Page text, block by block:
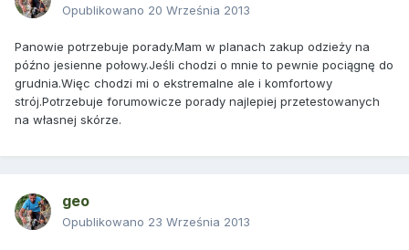
Opublikowano 20 Września 2013
Panowie potrzebuje porady.Mam w planach zakup odzieży na
późno jesienne połowy.Jeśli chodzi o mnie to pewnie pociągnę do
grudnia.Więc chodzi mi o ekstremalne ale i komfortowy
strój.Potrzebuje forumowicze porady najlepiej przetestowanych
na własnej skórze.
geo
Opublikowano 23 Września 2013